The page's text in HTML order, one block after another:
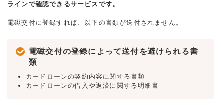
ラインで確認できるサービスです。
電磁交付に登録すれば、以下の書類が送付されません。
電磁交付の登録によって送付を避けられる書
類
カードローンの契約内容に関する書類
カードローンの借入や返済に関する明細書